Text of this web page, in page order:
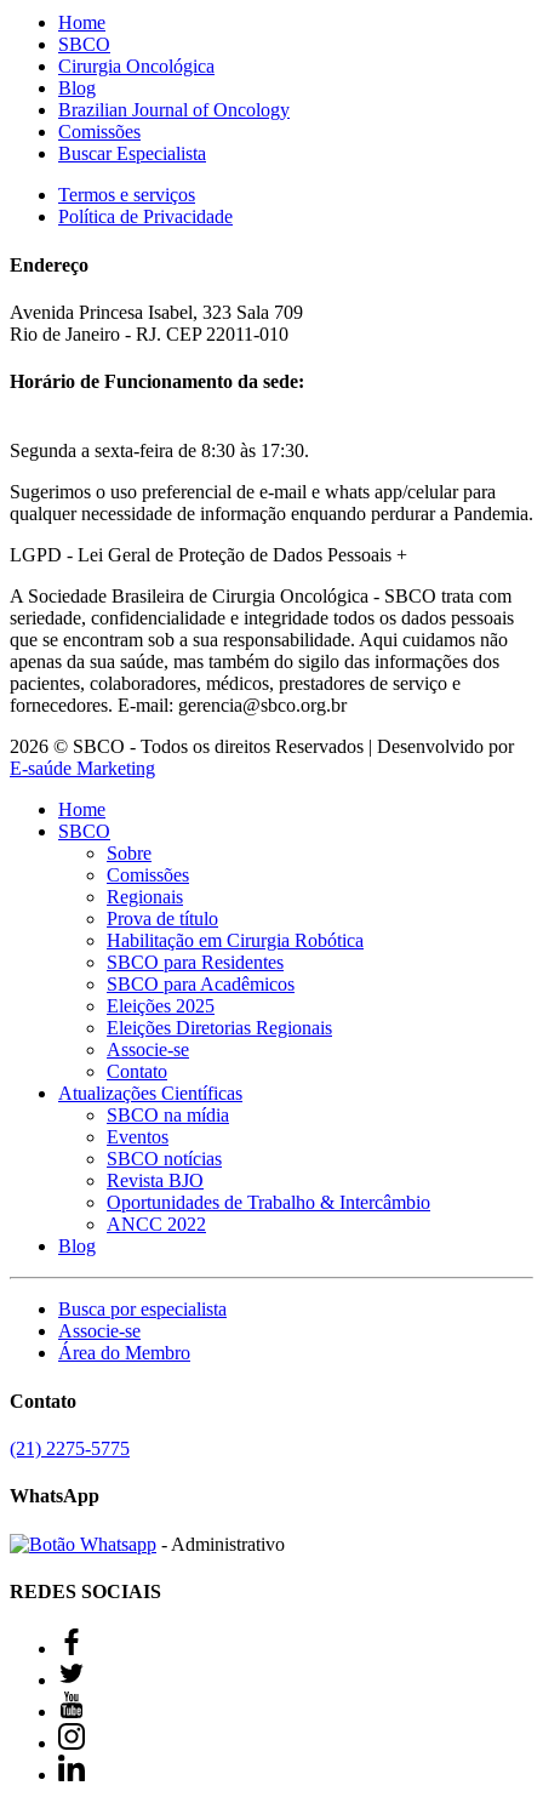
Home
SBCO
Cirurgia Oncológica
Blog
Brazilian Journal of Oncology
Comissões
Buscar Especialista
Termos e serviços
Política de Privacidade
Endereço
Avenida Princesa Isabel, 323 Sala 709
Rio de Janeiro - RJ. CEP 22011-010
Horário de Funcionamento da sede:
Segunda a sexta-feira de 8:30 às 17:30.
Sugerimos o uso preferencial de e-mail e whats app/celular para
qualquer necessidade de informação enquando perdurar a Pandemia.
LGPD - Lei Geral de Proteção de Dados Pessoais +
A Sociedade Brasileira de Cirurgia Oncológica - SBCO trata com
seriedade, confidencialidade e integridade todos os dados pessoais
que se encontram sob a sua responsabilidade. Aqui cuidamos não
apenas da sua saúde, mas também do sigilo das informações dos
pacientes, colaboradores, médicos, prestadores de serviço e
fornecedores. E-mail: gerencia@sbco.org.br
2026 © SBCO - Todos os direitos Reservados | Desenvolvido por
E-saúde Marketing
Home
SBCO
Sobre
Comissões
Regionais
Prova de título
Habilitação em Cirurgia Robótica
SBCO para Residentes
SBCO para Acadêmicos
Eleições 2025
Eleições Diretorias Regionais
Associe-se
Contato
Atualizações Científicas
SBCO na mídia
Eventos
SBCO notícias
Revista BJO
Oportunidades de Trabalho & Intercâmbio
ANCC 2022
Blog
Busca por especialista
Associe-se
Área do Membro
Contato
(21) 2275-5775
WhatsApp
- Administrativo
REDES SOCIAIS